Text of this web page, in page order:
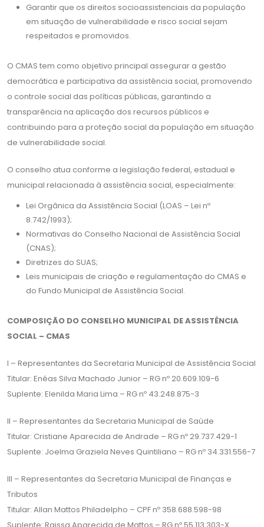
Garantir que os direitos socioassistenciais da população
em situação de vulnerabilidade e risco social sejam
respeitados e promovidos.
O CMAS tem como objetivo principal assegurar a gestão
democrática e participativa da assistência social, promovendo
o controle social das políticas públicas, garantindo a
transparência na aplicação dos recursos públicos e
contribuindo para a proteção social da população em situação
de vulnerabilidade social.
O conselho atua conforme a legislação federal, estadual e
municipal relacionada à assistência social, especialmente:
Lei Orgânica da Assistência Social (LOAS – Lei nº
8.742/1993);
Normativas do Conselho Nacional de Assistência Social
(CNAS);
Diretrizes do SUAS;
Leis municipais de criação e regulamentação do CMAS e
do Fundo Municipal de Assistência Social.
COMPOSIÇÃO DO CONSELHO MUNICIPAL DE ASSISTÊNCIA
SOCIAL – CMAS
I – Representantes da Secretaria Municipal de Assistência Social
Titular: Enéas Silva Machado Junior – RG nº 20.609.109-6
Suplente: Elenilda Maria Lima – RG nº 43.248.875-3
II – Representantes da Secretaria Municipal de Saúde
Titular: Cristiane Aparecida de Andrade – RG nº 29.737.429-1
Suplente: Joelma Graziela Neves Quintiliano – RG nº 34.331.556-7
III – Representantes da Secretaria Municipal de Finanças e
Tributos
Titular: Allan Mattos Philadelpho – CPF nº 358.688.598-98